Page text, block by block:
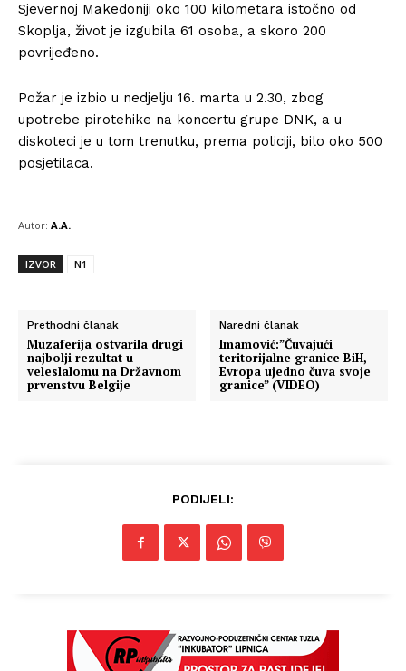
Sjevernoj Makedoniji oko 100 kilometara istočno od
Skoplja, život je izgubila 61 osoba, a skoro 200
povrijeđeno.
Požar je izbio u nedjelju 16. marta u 2.30, zbog
upotrebe pirotehike na koncertu grupe DNK, a u
diskoteci je u tom trenutku, prema policiji, bilo oko 500
posjetilaca.
Autor: A.A.
IZVOR N1
Prethodni članak
Muzaferija ostvarila drugi
najbolji rezultat u
veleslalomu na Državnom
prvenstvu Belgije
Naredni članak
Imamović:”Čuvajući
teritorijalne granice BiH,
Evropa ujedno čuva svoje
granice” (VIDEO)
PODIJELI: